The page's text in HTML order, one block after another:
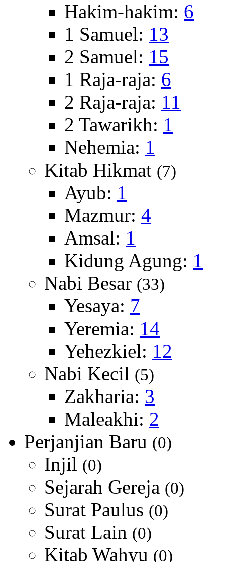
Hakim-hakim: 6
1 Samuel: 13
2 Samuel: 15
1 Raja-raja: 6
2 Raja-raja: 11
2 Tawarikh: 1
Nehemia: 1
Kitab Hikmat (7)
Ayub: 1
Mazmur: 4
Amsal: 1
Kidung Agung: 1
Nabi Besar (33)
Yesaya: 7
Yeremia: 14
Yehezkiel: 12
Nabi Kecil (5)
Zakharia: 3
Maleakhi: 2
Perjanjian Baru (0)
Injil (0)
Sejarah Gereja (0)
Surat Paulus (0)
Surat Lain (0)
Kitab Wahyu (0)